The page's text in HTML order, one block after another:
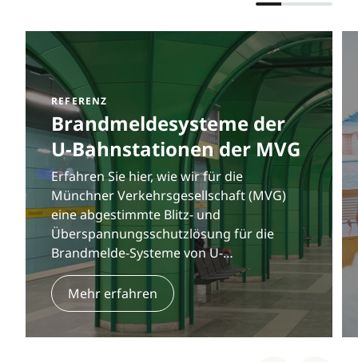
REFERENZ
Brandmeldesysteme der
U-Bahnstationen der MVG
Erfahren Sie hier, wie wir für die
Münchner Verkehrsgesellschaft (MVG)
eine abgestimmte Blitz- und
Überspannungsschutzlösung für die
Brandmelde-Systeme von U-
Bahnstationen realisiert haben.
Mehr erfahren